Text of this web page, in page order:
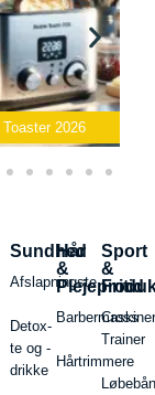
2026
Sundhed
Afslapningste
Detox-
te og -
drikke
Hår
&
Hårtrimmere
Sport
&
Fritid
Cross
Trainer